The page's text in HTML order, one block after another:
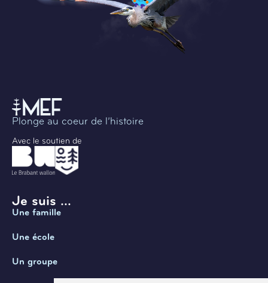
Plonge au coeur de l’histoire
Avec le soutien de
Je suis ...
Une famille
Une école
Un groupe